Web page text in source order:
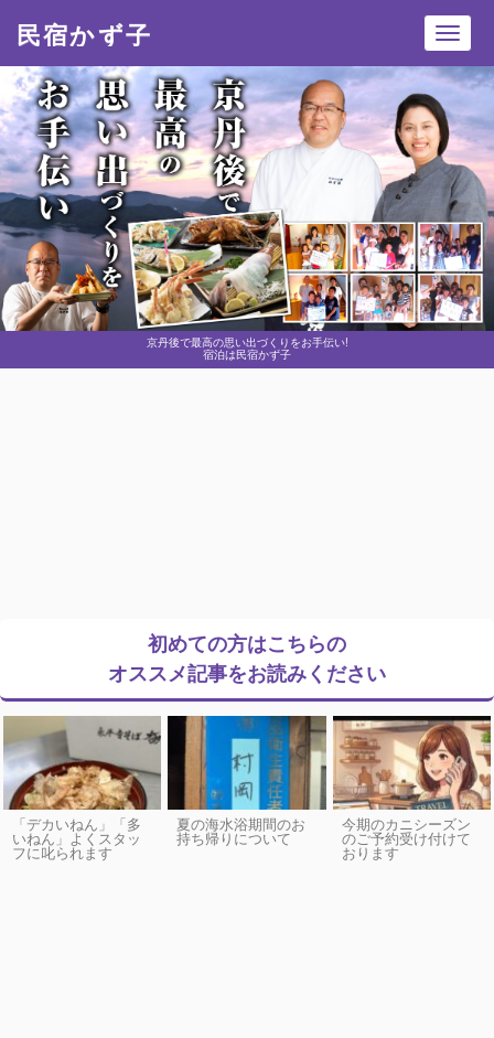
京丹後で最高の思い出づくりをお手伝い!
宿泊は民宿かず子
民宿かず子
初めての方はこちらの
オススメ記事をお読みください
「デカいねん」「多
いねん」よくスタッ
フに叱られます
夏の海水浴期間のお
持ち帰りについて
今期のカニシーズン
のご予約受け付けて
おります